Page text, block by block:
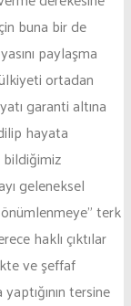
buna bir de
paylaşma
ortadan
garanti altına
hayata
bildiğimiz
geleneksel
terk
haklı çıktılar
ve şeffaf
yaptığının tersine